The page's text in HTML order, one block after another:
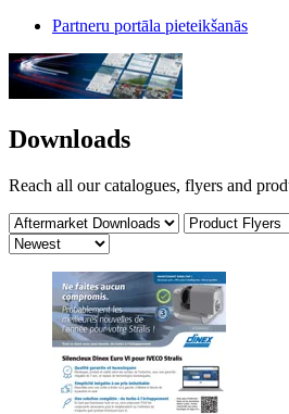
Partneru portāla pieteikšanās
Downloads
Reach all our catalogues, flyers and